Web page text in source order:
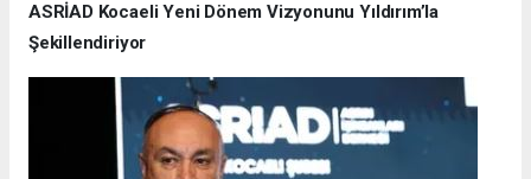
ASRİAD Kocaeli Yeni Dönem Vizyonunu Yıldırım’la
Şekillendiriyor